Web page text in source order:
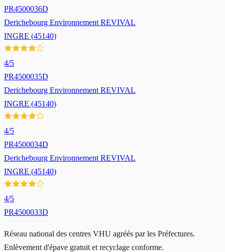
PR4500036D
Derichebourg Environnement REVIVAL
INGRE (45140)
4/5
PR4500035D
Derichebourg Environnement REVIVAL
INGRE (45140)
4/5
PR4500034D
Derichebourg Environnement REVIVAL
INGRE (45140)
4/5
PR4500033D
Réseau national des centres VHU agréés par les Préfectures.
Enlèvement d'épave gratuit et recyclage conforme.